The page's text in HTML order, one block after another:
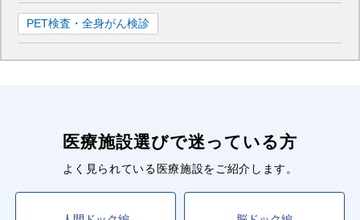
PET検査・全身がん検診
医療施設選びで迷っている方
よく見られている医療施設をご紹介します。